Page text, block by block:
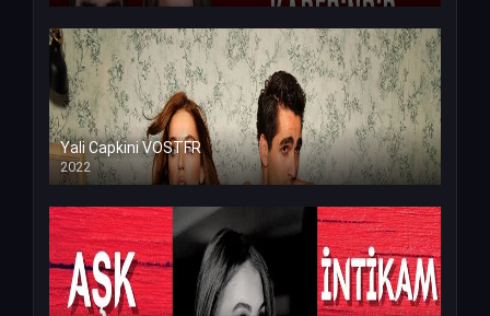
Yali Capkini VOSTFR
2022